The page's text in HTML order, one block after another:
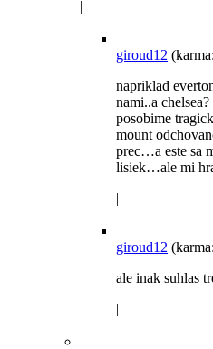
|
giroud12
napriklad
nami..a
posobime
mount
prec…a este sa
lisiek…ale mi
|
giroud12
ale inak suhlas
|